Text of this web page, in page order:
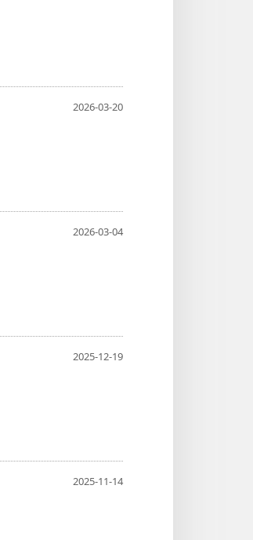
2026-03-20
2026-03-04
2025-12-19
2025-11-14